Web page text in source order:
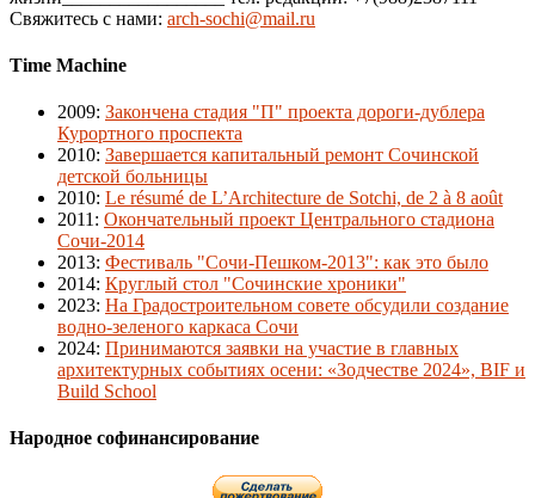
Свяжитесь с нами: arch-sochi@mail.ru
Time Machine
2009: Закончена стадия "П" проекта дороги-дублера
Курортного проспекта
2010: Завершается капитальный ремонт Сочинской
детской больницы
2010: Le résumé de L’Architecture de Sotchi, de 2 à 8 août
2011 : Окончательный проект Центрального стадиона
Сочи-2014
2013: Фестиваль "Сочи-Пешком-2013": как это было
2014: Круглый стол "Сочинские хроники"
2023: На Градостроительном совете обсудили создание
водно-зеленого каркаса Сочи
2024: Принимаются заявки на участие в главных
архитектурных событиях осени: «Зодчестве 2024», BIF и
Build School
Народное софинансирование